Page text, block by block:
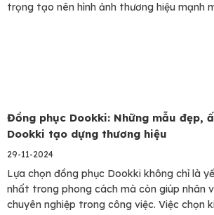
trọng tạo nên hình ảnh thương hiệu mạnh
Đồng phục Dookki: Những mẫu đẹp,
Dookki tạo dựng thương hiệu
29-11-2024
Lựa chọn đồng phục Dookki không chỉ là
nhất trong phong cách mà còn giúp nhân
chuyên nghiệp trong công việc. Việc chọn